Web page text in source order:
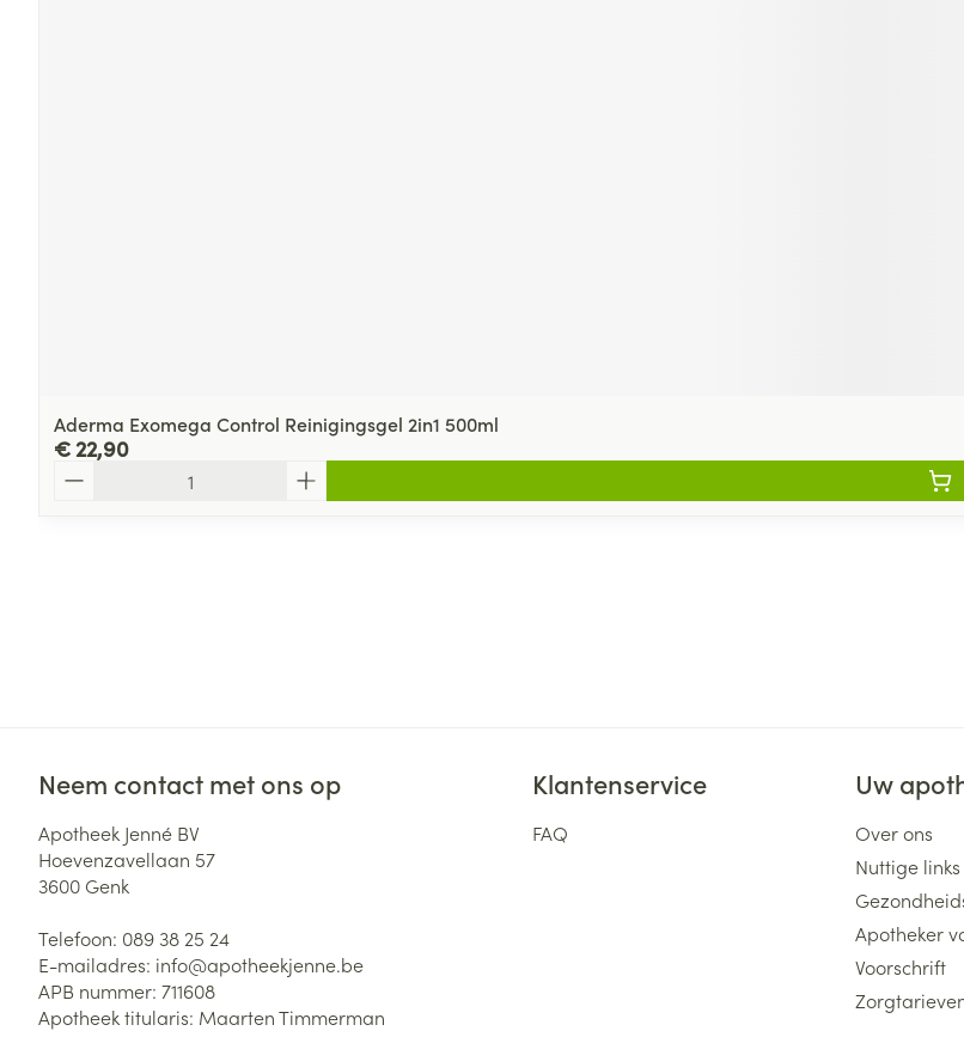
Aderma Exomega Control Reinigingsgel 2in1 500ml
€ 22,90
Neem contact met ons op
Apotheek Jenné BV
Hoevenzavellaan 57
3600 Genk
Telefoon: 089 38 25 24
E-mailadres: info@apotheekjenne.be
APB nummer: 711608
Apotheek titularis: Maarten Timmerman
Klantenservice
FAQ
Uw
Over ons
Nuttige links
Apotheker
Voorschrift